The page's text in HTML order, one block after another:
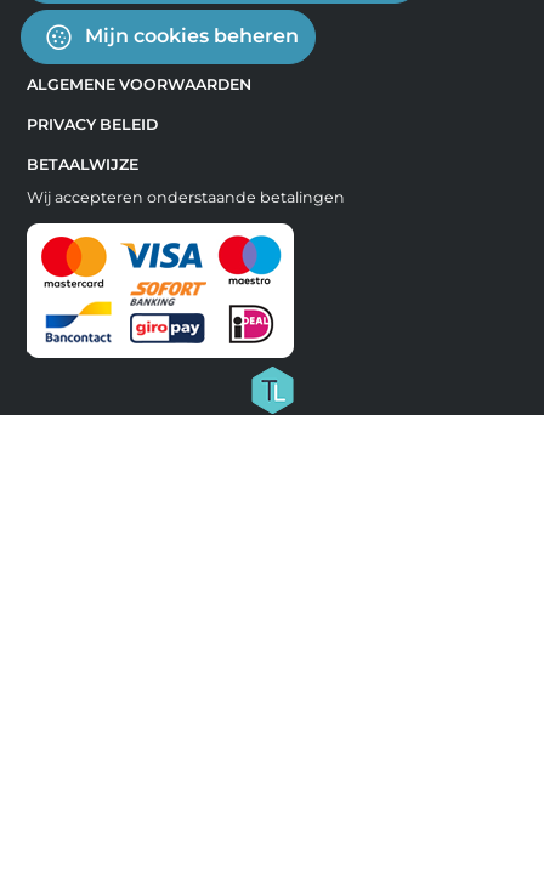
Mijn cookies beheren
ALGEMENE VOORWAARDEN
PRIVACY BELEID
BETAALWIJZE
Wij accepteren onderstaande betalingen